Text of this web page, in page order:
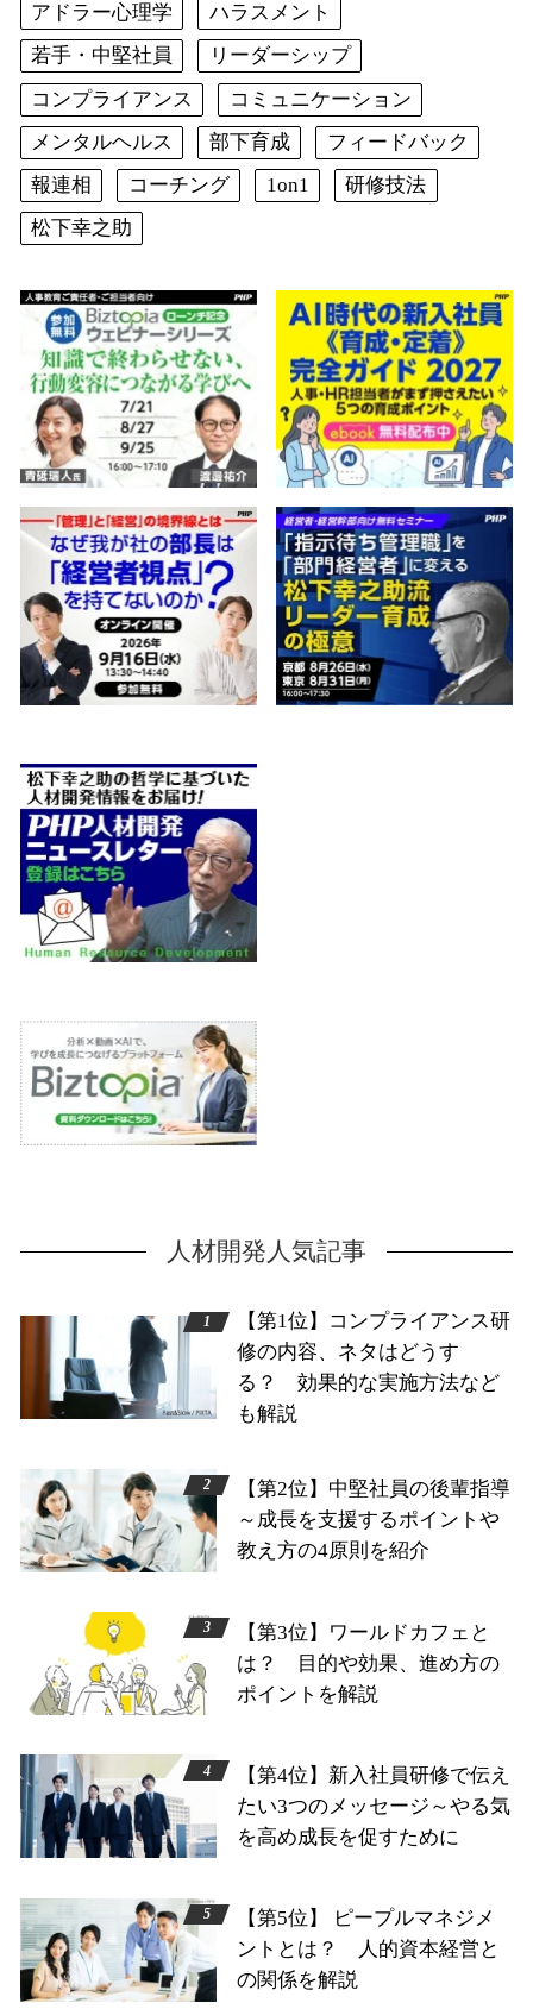
アドラー心理学
ハラスメント
若手・中堅社員
リーダーシップ
コンプライアンス
コミュニケーション
メンタルヘルス
部下育成
フィードバック
報連相
コーチング 1on1
研修技法
松下幸之助
人材開発人気記事
【第1位】コンプライアンス研
修の内容、ネタはどうす
る？ 効果的な実施方法など
も解説
【第2位】中堅社員の後輩指導
～成長を支援するポイントや
教え方の4原則を紹介
【第3位】ワールドカフェと
は？ 目的や効果、進め方の
ポイントを解説
【第4位】新入社員研修で伝え
たい3つのメッセージ～やる気
を高め成長を促すために
【第5位】 ピープルマネジメ
ントとは？ 人的資本経営と
の関係を解説